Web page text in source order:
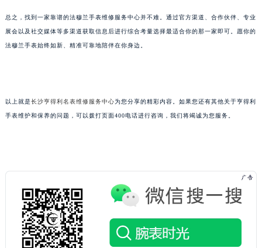
总之，找到一家靠谱的法穆兰手表维修服务中心并不难。通过官方渠道、合作伙伴、专业
展会以及社交媒体等多渠道获取信息后进行综合考量选择最适合你的那一家即可。愿你的
法穆兰手表始终如新、精准可靠地陪伴在你身边。
以上就是长沙亨得利名表维修服务中心为您分享的精彩内容。如果您还有其他关于亨得利
手表维护和保养的问题，可以拨打页面400电话进行咨询，我们将竭诚为您服务。